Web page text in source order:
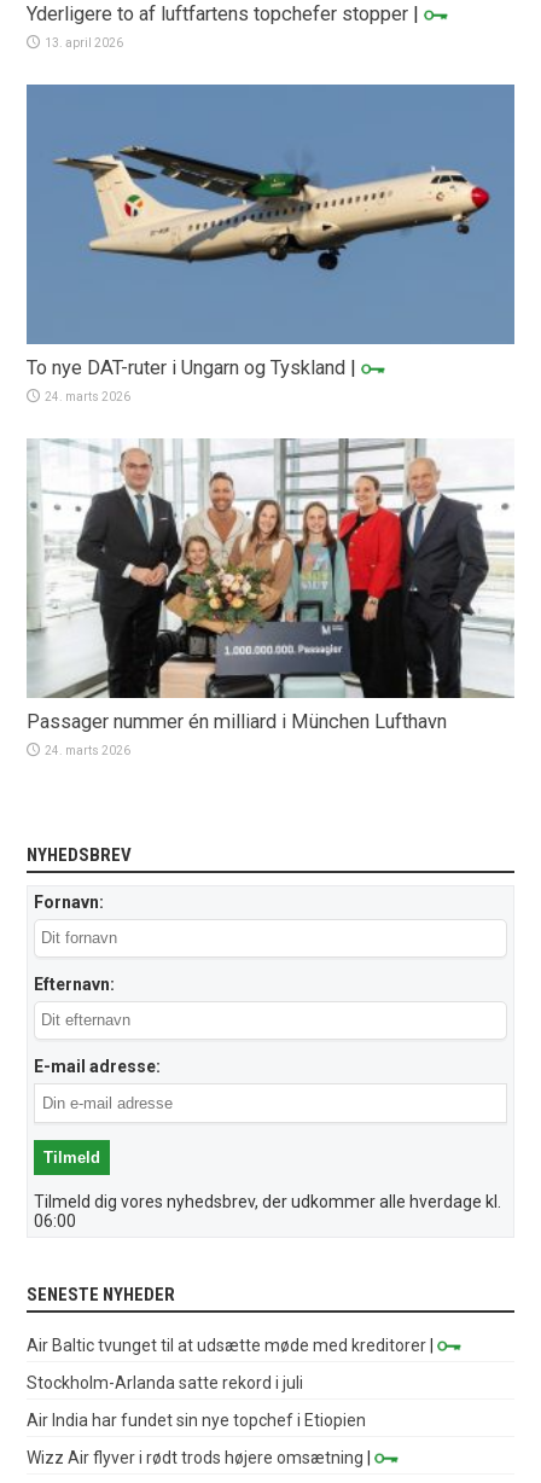
Yderligere to af luftfartens topchefer stopper |
13. april 2026
To nye DAT-ruter i Ungarn og Tyskland |
24. marts 2026
Passager nummer én milliard i München Lufthavn
24. marts 2026
NYHEDSBREV
Fornavn:
Efternavn:
E-mail adresse:
Tilmeld dig vores nyhedsbrev, der udkommer alle hverdage kl.
06:00
SENESTE NYHEDER
Air Baltic tvunget til at udsætte møde med kreditorer |
Stockholm-Arlanda satte rekord i juli
Air India har fundet sin nye topchef i Etiopien
Wizz Air flyver i rødt trods højere omsætning |